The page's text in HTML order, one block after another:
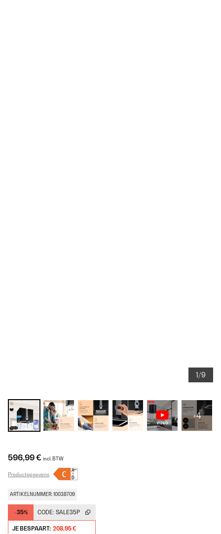
1/9
+4
596,99 € incl. BTW
Productgegevens
ARTIKELNUMMER: 10038709
-35% CODE: SALE35P
JE BESPAART: 208,95 €